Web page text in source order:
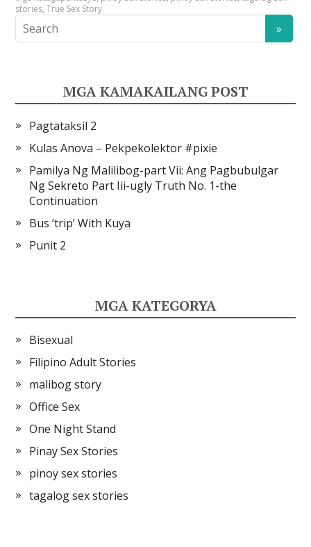
stories,True Sex Story
MGA KAMAKAILANG POST
Pagtataksil 2
Kulas Anova – Pekpekolektor #pixie
Pamilya Ng Malilibog-part Vii: Ang Pagbubulgar
Ng Sekreto Part Iii-ugly Truth No. 1-the
Continuation
Bus ‘trip’ With Kuya
Punit 2
MGA KATEGORYA
Bisexual
Filipino Adult Stories
malibog story
Office Sex
One Night Stand
Pinay Sex Stories
pinoy sex stories
tagalog sex stories